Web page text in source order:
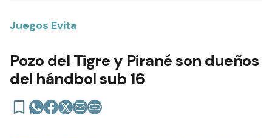
Juegos Evita
Pozo del Tigre y Pirané son dueños
del hándbol sub 16